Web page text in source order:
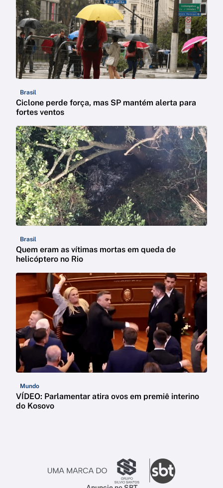
Brasil
Ciclone perde força, mas SP mantém alerta para
fortes ventos
Brasil
Quem eram as vítimas mortas em queda de
helicóptero no Rio
Mundo
VÍDEO: Parlamentar atira ovos em premiê interino
do Kosovo